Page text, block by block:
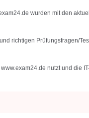
wurden mit den
richtigen Prüfungsfragen/
nutzt und die